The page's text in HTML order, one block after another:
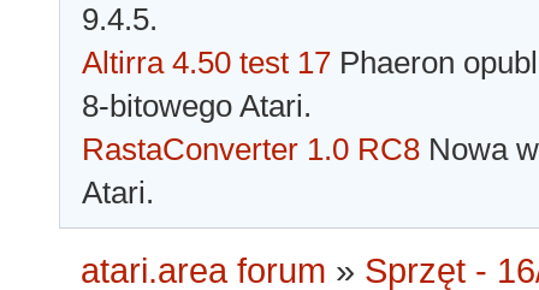
9.4.5.
Altirra 4.50 test 17 Phaeron
8-bitowego Atari.
RastaConverter 1.0 RC8 Nowa
Atari.
atari.area forum » Sprzęt -